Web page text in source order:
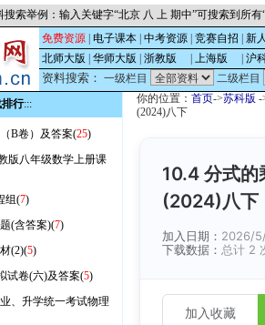
搜索举例：输入关键字“北京 八 上 期中”可搜索到所
免费资源 电子课本 中考资源 竞赛自招
新
北师大版
华师大版 浙教版 上海版 沪
资料搜索： 一级栏目
二级栏目
行:::
B卷）及答案(25)
版八年级数学上册课
组(7)
(含答案)(7)
(2)(5)
试卷(六)及答案(5)
、升学统一考试物理
你的位置： 首页->苏科版 -
(2024)八下
10.4 分式的
(2024)八下
加入日期： 2026/
下载数据： 总计 2
加入收藏